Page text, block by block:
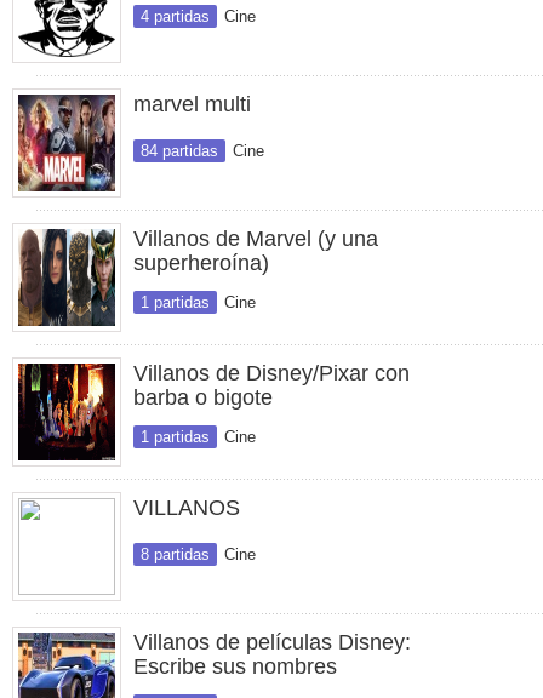
4 partidas Cine
marvel multi
84 partidas Cine
Villanos de Marvel (y una
superheroína)
1 partidas Cine
Villanos de Disney/Pixar con
barba o bigote
1 partidas Cine
VILLANOS
8 partidas Cine
Villanos de películas Disney:
Escribe sus nombres